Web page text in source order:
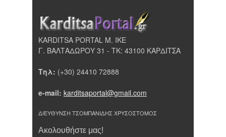
KARDITSA PORTAL Μ. ΙΚΕ
Γ. ΒΑΛΤΑΔΩΡΟΥ 31 - ΤΚ: 43100 ΚΑΡΔΙΤΣΑ
Τηλ: (+30) 24410 72888
e-mail: karditsaportal@gmail.com
ΔΙΕΥΘΥΝΣΗ ΤΣΟΜΠΑΝΙΔΗΣ ΧΡΥΣΟΣΤΟΜΟΣ
Ακολουθήστε μας!